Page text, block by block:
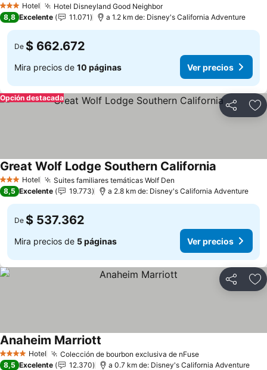
3 Estrellas
Hotel Hotel Disneyland Good Neighbor
8,8 Excelente 11.071 a 1.2 km de: Disney's California Adventure
De $ 662.672
Mira precios de 10 páginas Ver precios
Compartir
Opción destacada
3 Estrellas
Hotel Suites familiares temáticas Wolf Den
Great Wolf Lodge Southern California
8,5 Excelente 19.773 a 2.8 km de: Disney's California Adventure
De $ 537.362
Mira precios de 5 páginas Ver precios
Compartir
4 EstrellasHotel Colección de bourbon exclusiva de nFuse
Anaheim Marriott
8,5 Excelente 12.370 a 0.7 km de: Disney's California Adventure